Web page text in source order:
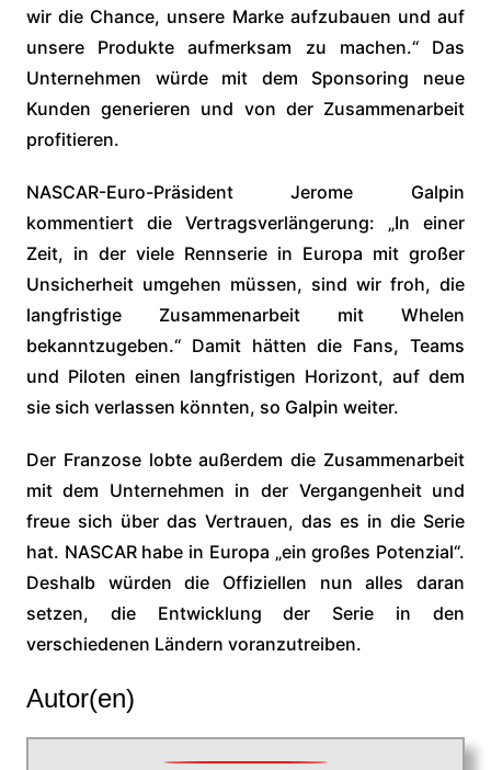
wir die Chance, unsere Marke aufzubauen und auf
unsere Produkte aufmerksam zu machen.“ Das
Unternehmen würde mit dem Sponsoring neue
Kunden generieren und von der Zusammenarbeit
profitieren.
NASCAR-Euro-Präsident Jerome Galpin
kommentiert die Vertragsverlängerung: „In einer
Zeit, in der viele Rennserie in Europa mit großer
Unsicherheit umgehen müssen, sind wir froh, die
langfristige Zusammenarbeit mit Whelen
bekanntzugeben.“ Damit hätten die Fans, Teams
und Piloten einen langfristigen Horizont, auf dem
sie sich verlassen könnten, so Galpin weiter.
Der Franzose lobte außerdem die Zusammenarbeit
mit dem Unternehmen in der Vergangenheit und
freue sich über das Vertrauen, das es in die Serie
hat. NASCAR habe in Europa „ein großes Potenzial“.
Deshalb würden die Offiziellen nun alles daran
setzen, die Entwicklung der Serie in den
verschiedenen Ländern voranzutreiben.
Autor(en)